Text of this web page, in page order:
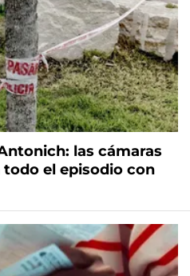
las cámaras
el episodio con